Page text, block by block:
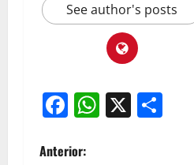
See author's posts
Facebook
X
Anterior: